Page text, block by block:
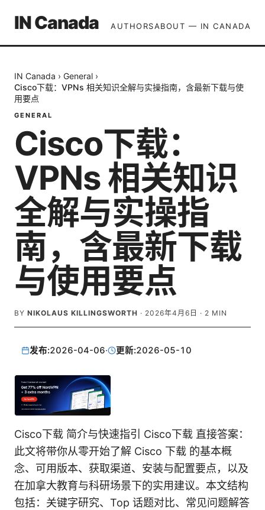
IN Canada AUTHORSABOUT — IN CANADA
IN Canada › General ›
Cisco下载：VPNs 相关知识全解与实操指南，含最新下载与使
用要点
GENERAL
Cisco下载：
VPNs 相关知识
全解与实操指
南，含最新下载
与使用要点
BY NIKOLAUS KILLINGSWORTH · 2026年4月6日 · 2 MIN
发布:2026-04-06· 更新:2026-05-10
Cisco下载 简介与快速指引 Cisco下载 直接答案：
此文将带你从零开始了解 Cisco 下载 的基本概
念、可用版本、获取渠道、安装与配置要点，以及
在加拿大教育与科研场景下的实用建议。本文结构
包括：关键字研究、Top 话题对比、常见问题解答